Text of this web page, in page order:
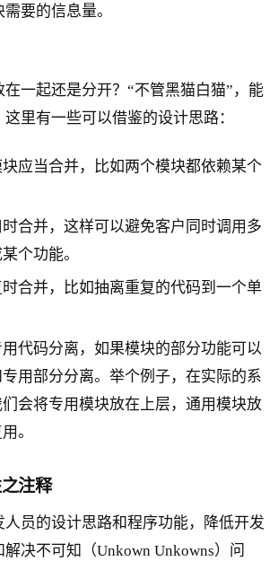
要的信息量。
一起还是分开？“不管黑猫白猫”，能
里有一些可以借鉴的设计思路：
应当合并，比如两个模块都依赖某个
合并，这样可以避免客户同时调用多
个功能。
合并，比如抽离重复的代码到一个单
代码分离，如果模块的部分功能可以
用部分分离。举个例子，在实际的系
会将专用模块放在上层，通用模块放
。
注释
人员的设计思路和程序功能，降低开发
决不可知（Unkown Unkowns）问